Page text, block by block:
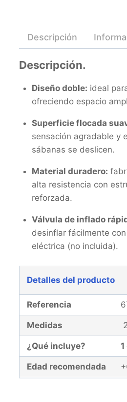
Descripción
Descripción.
Diseño doble: ideal
ofreciendo espacio
Superficie flocada
sensación agradable y
sábanas se deslicen.
Material duradero:
alta resistencia con
reforzada.
Válvula de inflado
desinflar fácilmente
eléctrica (no incluida).
Detalles del producto
Referencia
Medidas
¿Qué incluye?
Edad recomendada